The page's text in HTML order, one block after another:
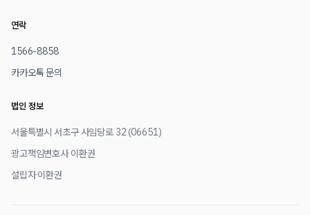
연락
1566-8858
카카오톡 문의
법인 정보
서울특별시 서초구 사임당로 32 (06651)
광고책임변호사 이환권
설립자 이환권